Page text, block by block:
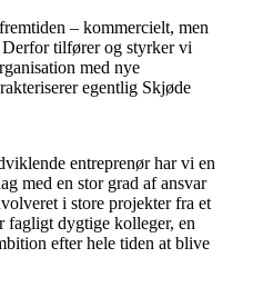
– kommercielt, men
tilfører og styrker vi
med nye
egentlig Skjøde
entreprenør har vi en
med en stor grad af ansvar
i store projekter fra et
dygtige kolleger, en
efter hele tiden at blive